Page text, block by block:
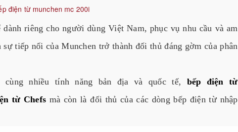
riêng cho người dùng Việt Nam, phục vụ nhu cầu và am
tiếp nối của Munchen trở thành đối thủ đáng gờm của phân
nhiều tính năng bản địa và quốc tế, bếp điện từ
từ Chefs mà còn là đối thủ của các dòng bếp điện từ nhập